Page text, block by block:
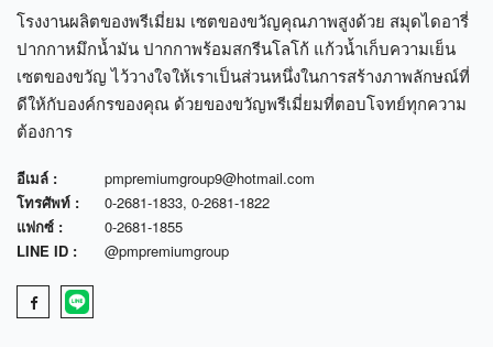
โรงงานผลิตของพรีเมี่ยม เซตของขวัญคุณภาพสูงด้วย สมุดไดอารี่
ปากกาหมึกน้ำมัน ปากกาพร้อมสกรีนโลโก้ แก้วน้ำเก็บความเย็น
เซตของขวัญ ไว้วางใจให้เราเป็นส่วนหนึ่งในการสร้างภาพลักษณ์ที่
ดีให้กับองค์กรของคุณ ด้วยของขวัญพรีเมี่ยมที่ตอบโจทย์ทุกความ
ต้องการ
อีเมล์ :
pmpremiumgroup9@hotmail.com
โทรศัพท์ :
0-2681-1833, 0-2681-1822
แฟกซ์ :
0-2681-1855
LINE ID :
@pmpremiumgroup